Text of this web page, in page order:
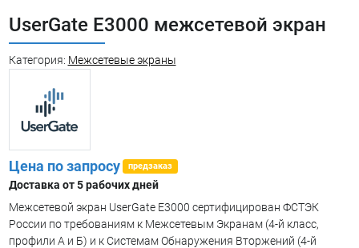
UserGate E3000 межсетевой экран
Категория: Межсетевые экраны
Цена по запросу предзаказ
Доставка от 5 рабочих дней
Межсетевой экран UserGate E3000 сертифицирован ФСТЭК
России по требованиям к Межсетевым Экранам (4-й класс,
профили А и Б) и к Системам Обнаружения Вторжений (4-й